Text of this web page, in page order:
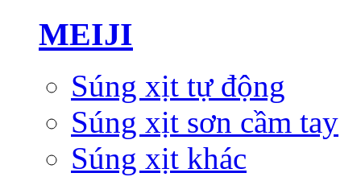
MEIJI
Súng xịt tự động
Súng xịt sơn cầm tay
Súng xịt khác